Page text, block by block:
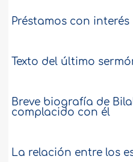
Préstamos con interés
Texto del último
Breve biografía de
complacido con él
La relación entre los